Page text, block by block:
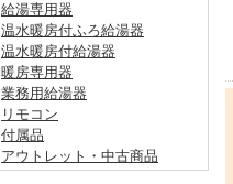
給湯専用器
温水暖房付ふろ給湯器
温水暖房付給湯器
暖房専用器
業務用給湯器
リモコン
付属品
アウトレット・中古商品